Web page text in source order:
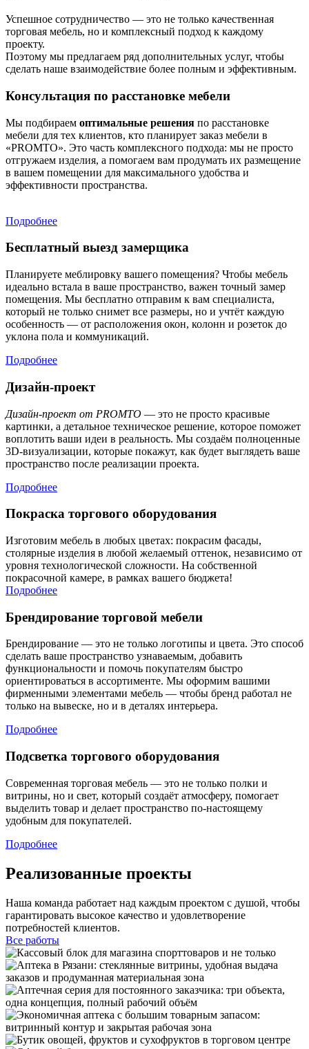
Успешное сотрудничество — это не только качественная
торговая мебель, но и комплексный подход к каждому
проекту.
Поэтому мы предлагаем ряд дополнительных услуг, чтобы
сделать наше взаимодействие более полным и эффективным.
Консультация по расстановке мебели
Мы подбираем оптимальные решения по расстановке
мебели для тех клиентов, кто планирует заказ мебели в
«PROMTO». Это часть комплексного подхода: мы не просто
отгружаем изделия, а помогаем вам продумать их размещение
в вашем помещении для максимального удобства и
эффективности пространства.
Подробнее
Бесплатный выезд замерщика
Планируете меблировку вашего помещения? Чтобы мебель
идеально встала в ваше пространство, важен точный замер
помещения. Мы бесплатно отправим к вам специалиста,
который не только снимет все размеры, но и учтёт каждую
особенность — от расположения окон, колонн и розеток до
уклона пола и коммуникаций.
Подробнее
Дизайн-проект
Дизайн-проект от PROMTO — это не просто красивые
картинки, а детальное техническое решение, которое поможет
воплотить ваши идеи в реальность. Мы создаём полноценные
3D-визуализации, которые покажут, как будет выглядеть ваше
пространство после реализации проекта.
Подробнее
Покраска торгового оборудования
Изготовим мебель в любых цветах: покрасим фасады,
столярные изделия в любой желаемый оттенок, независимо от
уровня технологической сложности. На собственной
покрасочной камере, в рамках вашего бюджета!
Подробнее
Брендирование торговой мебели
Брендирование — это не только логотипы и цвета. Это способ
сделать ваше пространство узнаваемым, добавить
функциональности и помочь покупателям быстро
ориентироваться в ассортименте. Мы оформим вашими
фирменными элементами мебель — чтобы бренд работал не
только на вывеске, но и в деталях интерьера.
Подробнее
Подсветка торгового оборудования
Современная торговая мебель — это не только полки и
витрины, но и свет, который создаёт атмосферу, помогает
выделить товар и делает пространство по-настоящему
удобным для покупателей.
Подробнее
Реализованные проекты
Наша команда работает над каждым проектом с душой, чтобы
гарантировать высокое качество и удовлетворение
потребностей клиентов.
Все работы